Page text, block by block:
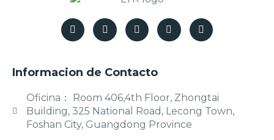
Informacion de Contacto
Oficina： Room 406,4th Floor, Zhongtai
Building, 325 National Road, Lecong Town,
Foshan City, Guangdong Province